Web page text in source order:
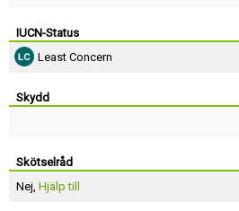
IUCN-Status
Least Concern
Skydd
Skötselråd
Nej, Hjälp till